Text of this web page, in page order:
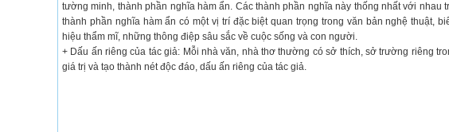
tường minh, thành phần nghĩa hàm ẩn. Các thành phần nghĩa này thống nhất với
thành phần nghĩa hàm ẩn có một vị trí đặc biệt quan trọng trong văn bản nghệ thuật,
hiệu thẩm mĩ, những thông điệp sâu sắc về cuộc sống và con người.
+ Dấu ấn riêng của tác giả: Mỗi nhà văn, nhà thơ thường có sở thích, sở trường riêng
giá trị và tạo thành nét độc đáo, dấu ấn riêng của tác giả.